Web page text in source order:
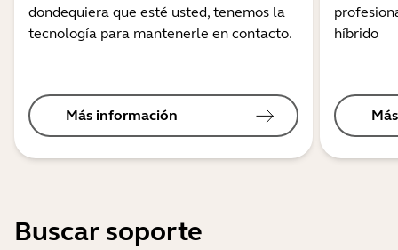
dondequiera que esté usted, tenemos la
tecnología para mantenerle en contacto.
Más información
híbrido
Buscar soporte